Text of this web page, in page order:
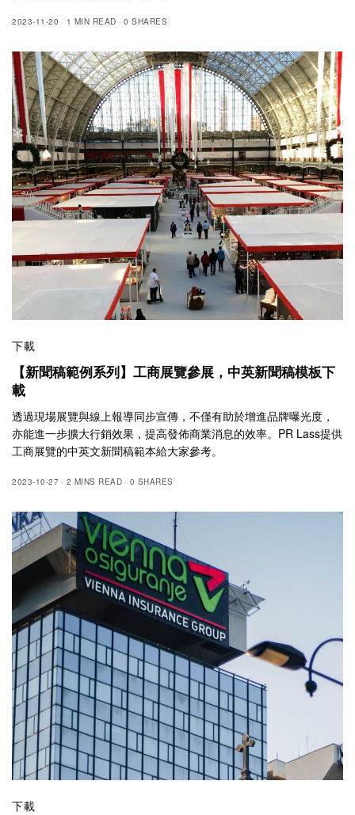
2023-11-20 1 MIN READ 0 SHARES
下載
【新聞稿範例系列】工商展覽參展，中英新聞稿模板下
載
透過現場展覽與線上報導同步宣傳，不僅有助於增進品牌曝光度，
亦能進一步擴大行銷效果，提高發佈商業消息的效率。PR Lass提供
工商展覽的中英文新聞稿範本給大家參考。
2023-10-27 2 MINS READ 0 SHARES
下載